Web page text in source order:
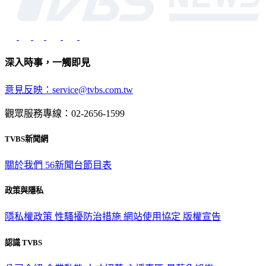
深入時事，一觸即見
意見反映：service@tvbs.com.tw
觀眾服務專線：02-2656-1599
TVBS新聞網
關於我們 56新聞台節目表
政策與隱私
隱私權政策 性騷擾防治措施 網站使用協定 版權宣告
認識 TVBS